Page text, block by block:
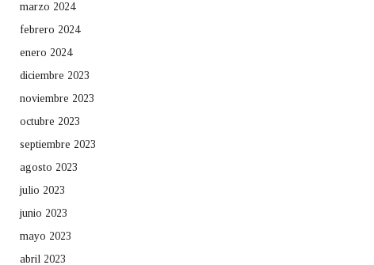
marzo 2024
febrero 2024
enero 2024
diciembre 2023
noviembre 2023
octubre 2023
septiembre 2023
agosto 2023
julio 2023
junio 2023
mayo 2023
abril 2023